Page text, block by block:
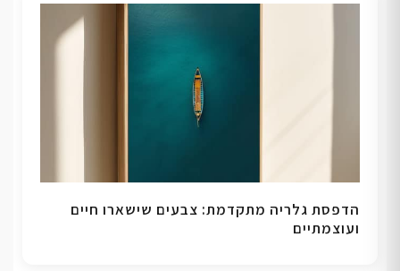
הדפסת גלריה מתקדמת: צבעים שישארו חיים
ועוצמתיים